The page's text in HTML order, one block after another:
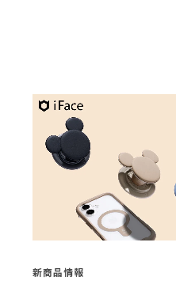
新商品情報